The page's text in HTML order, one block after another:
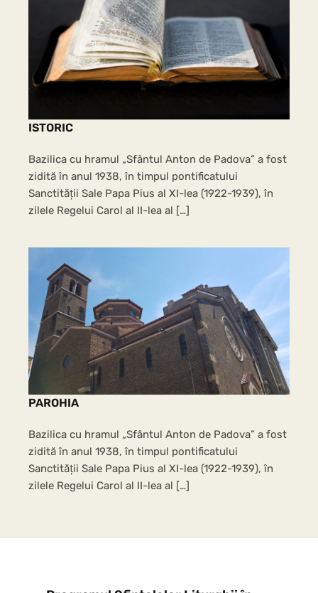
ISTORIC
Bazilica cu hramul „Sfântul Anton de Padova” a fost
zidită în anul 1938, în timpul pontificatului
Sanctității Sale Papa Pius al XI-lea (1922-1939), în
zilele Regelui Carol al II-lea al […]
PAROHIA
Bazilica cu hramul „Sfântul Anton de Padova” a fost
zidită în anul 1938, în timpul pontificatului
Sanctității Sale Papa Pius al XI-lea (1922-1939), în
zilele Regelui Carol al II-lea al […]